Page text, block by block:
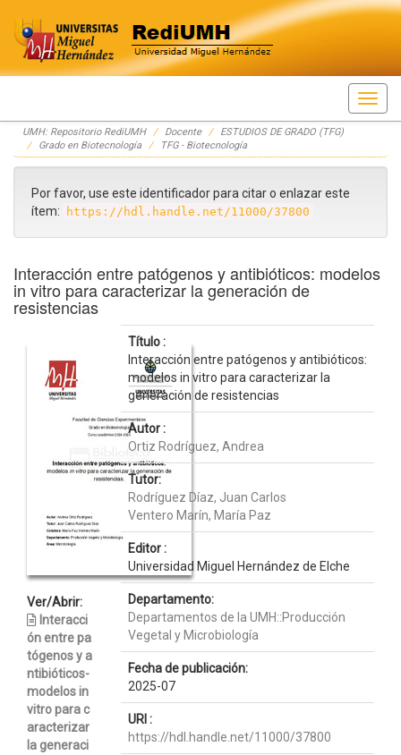
Skip
navigation
UMH: Repositorio RediUMH Docente
ESTUDIOS DE GRADO (TFG)
Grado en Biotecnología
TFG - Biotecnología
Por favor, use este identificador para citar o enlazar este
ítem:
https://hdl.handle.net/11000/37800
Interacción entre patógenos y antibióticos: modelos
in vitro para caracterizar la generación de
resistencias
Ver/Abrir:
Interacci
ón entre pa
tógenos y a
ntibióticos-
modelos in
vitro para c
aracterizar
la generaci
Título :
Interacción entre patógenos y antibióticos:
modelos in vitro para caracterizar la
generación de resistencias
Autor :
Ortiz Rodríguez, Andrea
Tutor:
Rodríguez Díaz, Juan Carlos
Ventero Marín, María Paz
Editor :
Universidad Miguel Hernández de Elche
Departamento:
Departamentos de la UMH::Producción
Vegetal y Microbiología
Fecha de publicación:
2025-07
URI :
https://hdl.handle.net/11000/37800